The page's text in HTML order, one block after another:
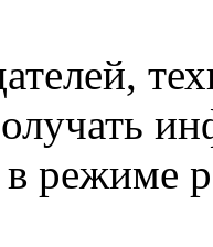
режиме